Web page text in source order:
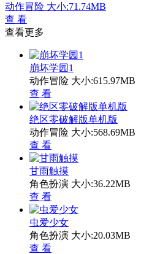
动作冒险 大小:71.74MB
查 看
查看更多
崩坏学园1
动作冒险 大小:615.97MB
查 看
绝区零破解版单机版
动作冒险 大小:568.69MB
查 看
甘雨触摸
角色扮演 大小:36.22MB
查 看
虫爱少女
角色扮演 大小:20.03MB
查 看